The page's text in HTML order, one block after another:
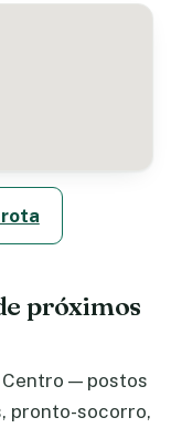
próximos
— postos
pronto-socorro,